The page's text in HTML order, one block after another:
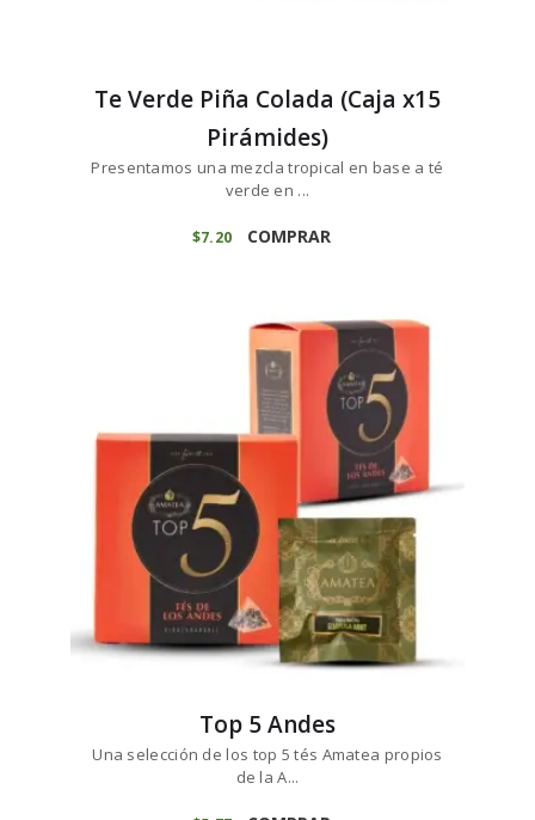
Te Verde Piña Colada (Caja x15
Pirámides)
Presentamos una mezcla tropical en base a té
verde en ...
$7 20 COMPRAR
Top 5 Andes
Una selección de los top 5 tés Amatea propios
de la A...